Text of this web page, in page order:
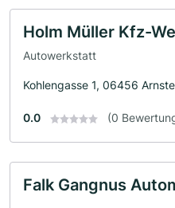
Holm Müller Kfz-
Autowerkstatt
Kohlengasse 1, 06456
0.0 (0
Falk Gangnus